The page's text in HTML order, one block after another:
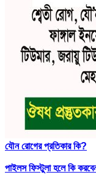
যৌন রোগের প্রতিকার কি?
পাইলস ফিস্টুলা হলে কি